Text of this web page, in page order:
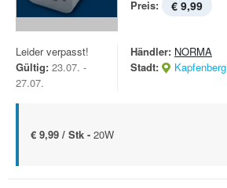
Preis: € 9,99
Leider verpasst!
Gültig: 23.07. -
27.07.
Händler: NORMA
Stadt:
Kapfenberg
€ 9,99 / Stk - 20W